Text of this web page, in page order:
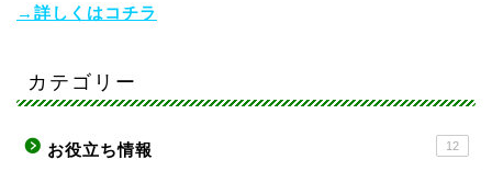
→詳しくはコチラ
カテゴリー
お役立ち情報 12